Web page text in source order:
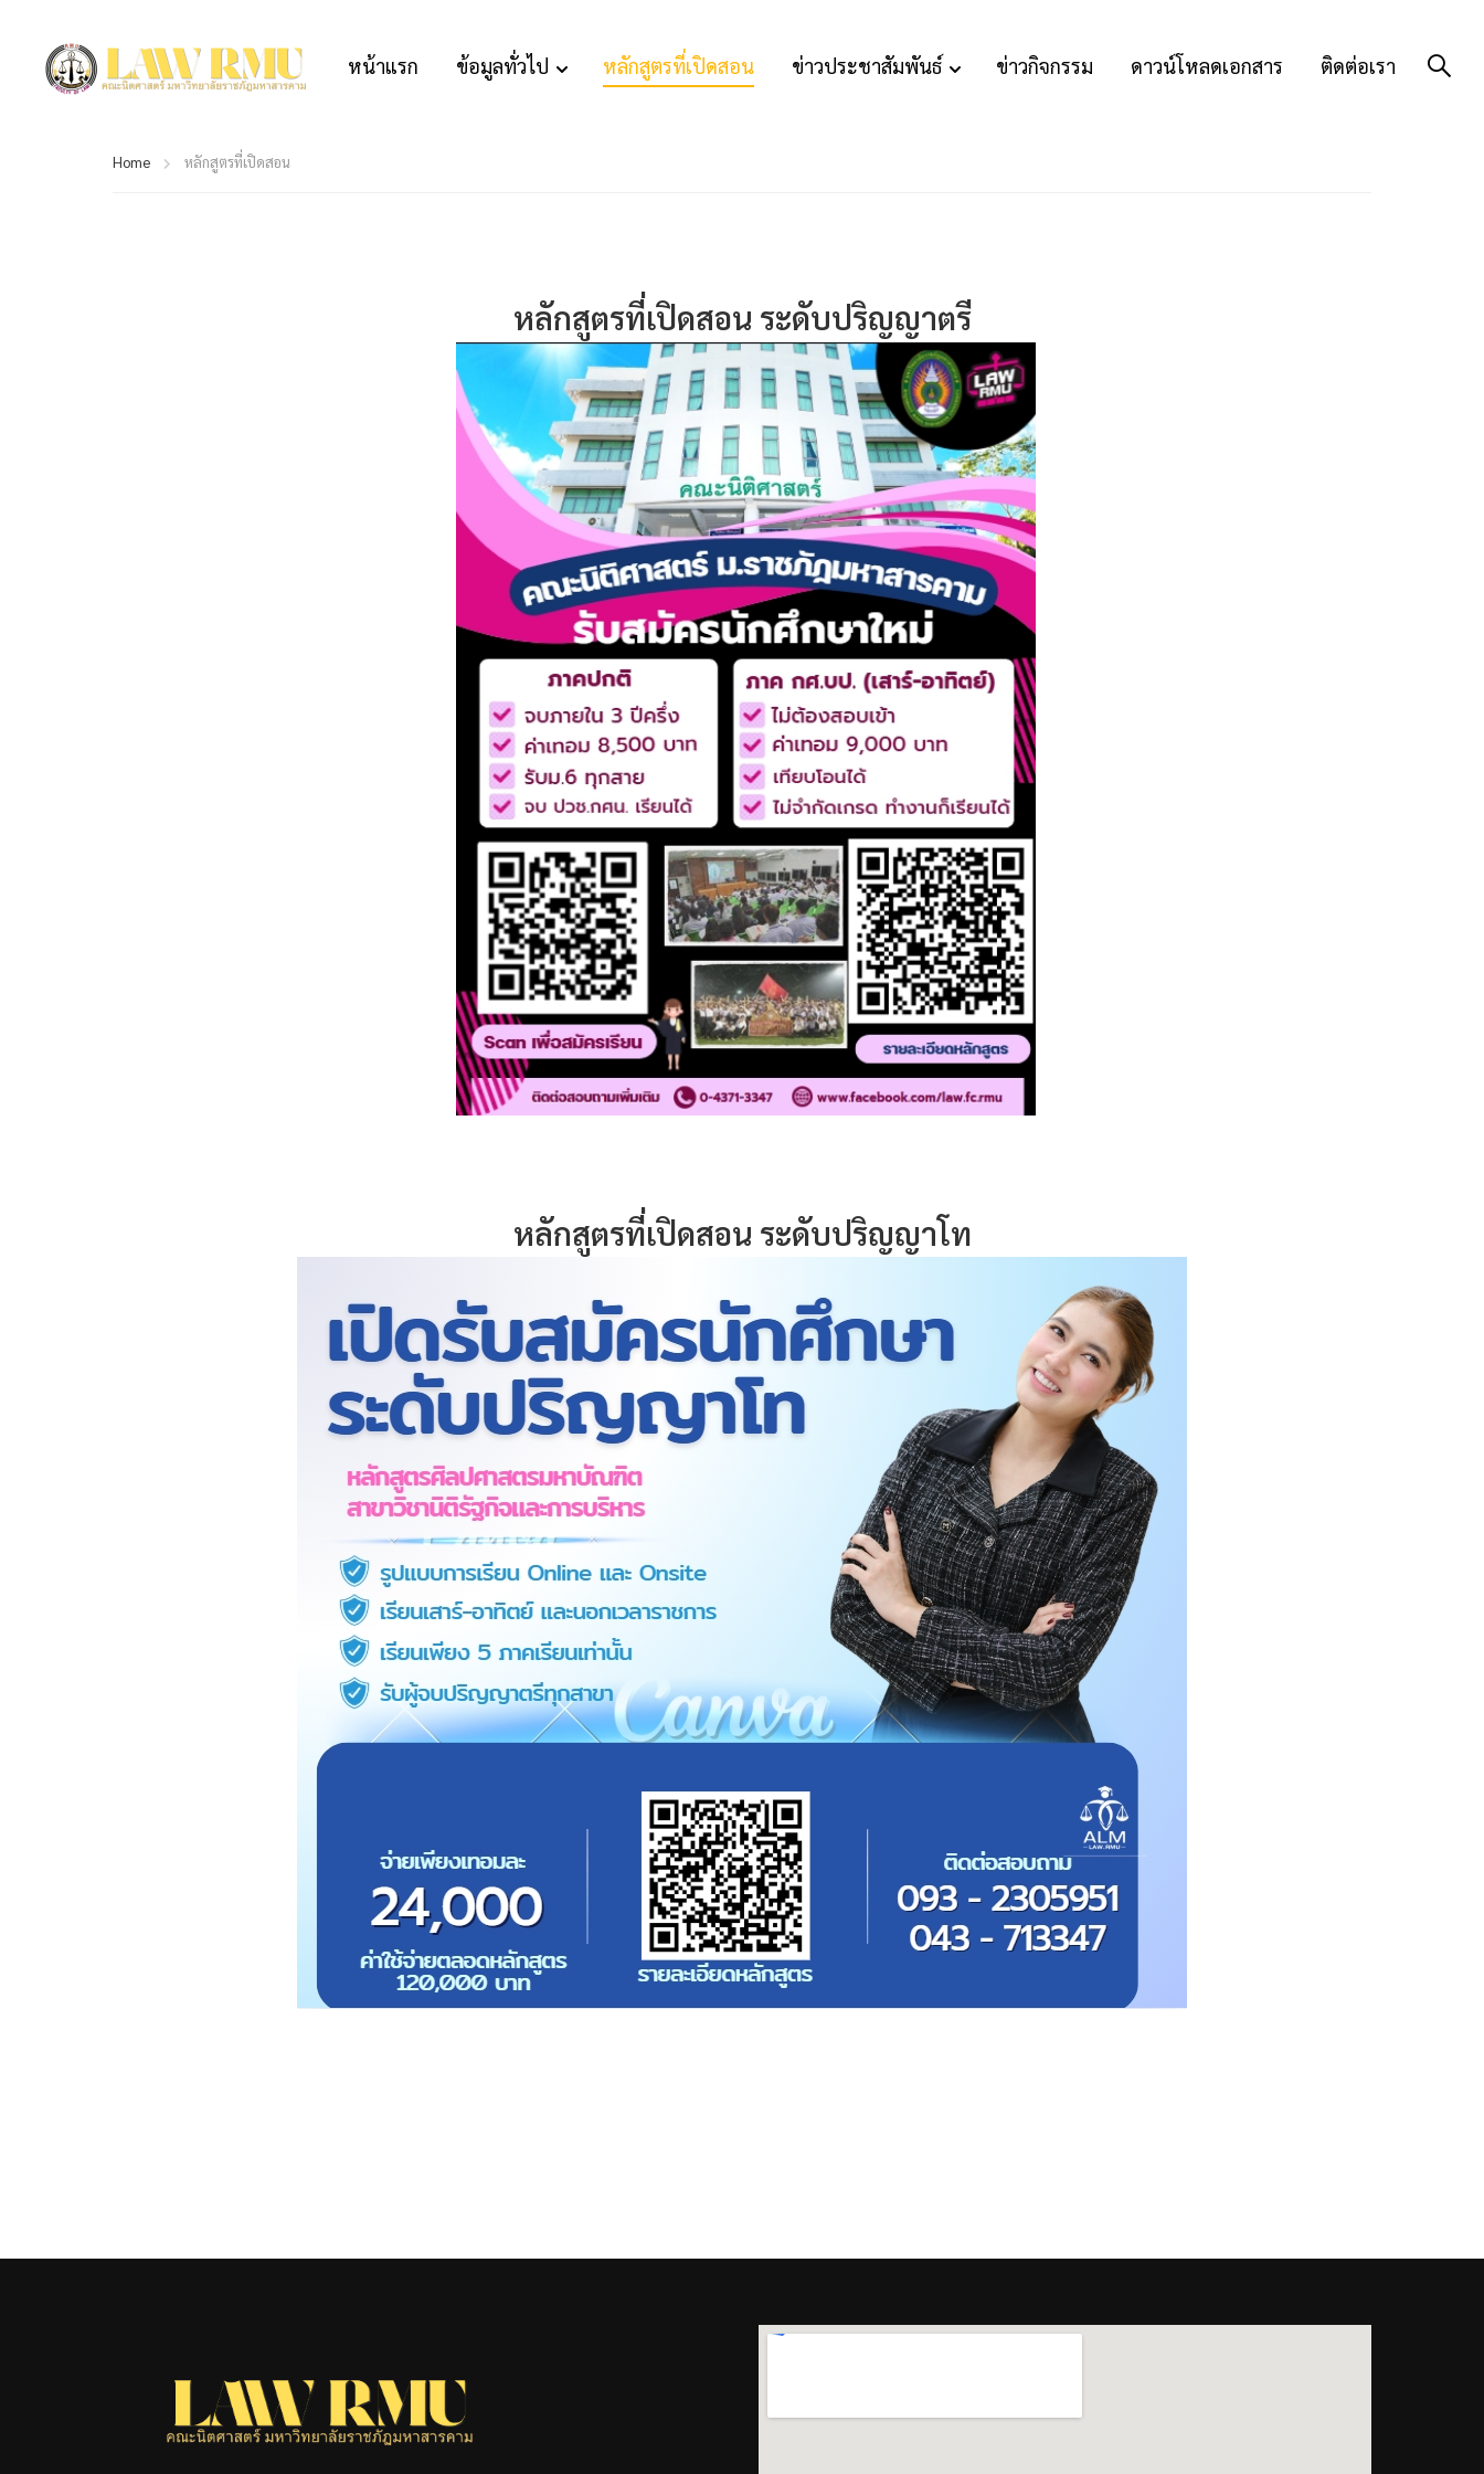
หน้าแรก ข้อมูลทั่วไป หลักสูตรที่เปิดสอน ข่าวประชาสัมพันธ์ ข่าวกิจกรรม ดาวน์โหลดเอกสาร ติดต่อเรา
Home หลักสูตรที่เปิดสอน
หลักสูตรที่เปิดสอน ระดับปริญญาตรี
หลักสูตรที่เปิดสอน ระดับปริญญาโท